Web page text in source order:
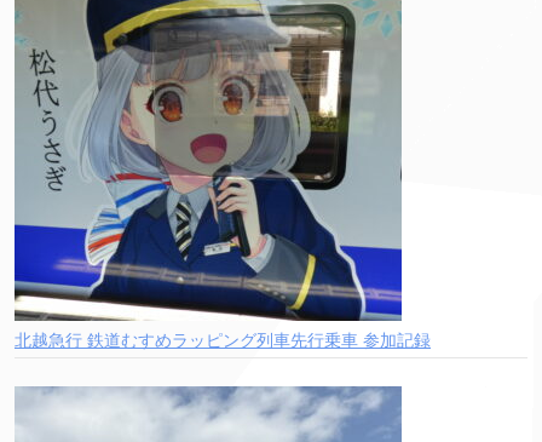
北越急行 鉄道むすめラッピング列車先行乗車 参加記録